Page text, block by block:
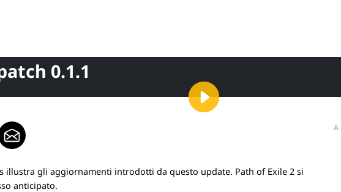
0.1.1
illustra gli aggiornamenti introdotti da questo update. Path of Exile 2 si
anticipato.